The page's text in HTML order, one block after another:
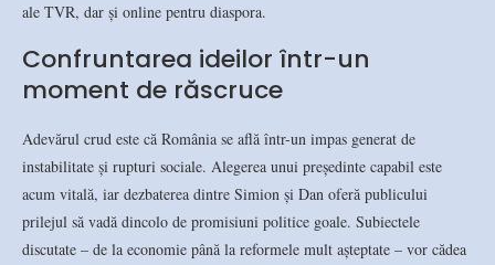
ale TVR, dar și online pentru diaspora.
Confruntarea ideilor într-un
moment de răscruce
Adevărul crud este că România se află într-un impas generat de
instabilitate și rupturi sociale. Alegerea unui președinte capabil este
acum vitală, iar dezbaterea dintre Simion și Dan oferă publicului
prilejul să vadă dincolo de promisiuni politice goale. Subiectele
discutate – de la economie până la reformele mult așteptate – vor cădea